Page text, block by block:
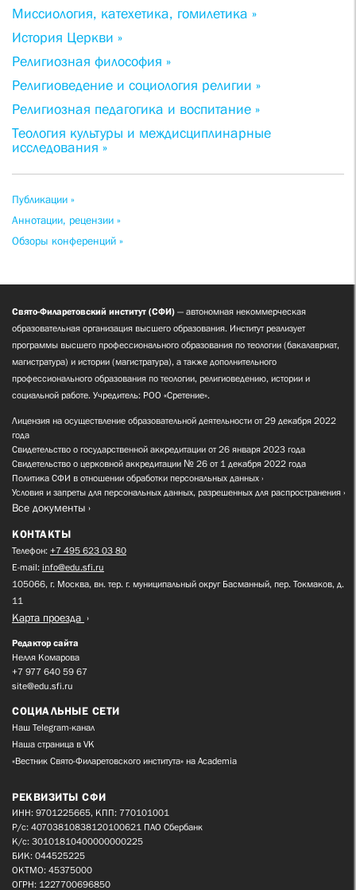
Миссиология, катехетика, гомилетика »
История Церкви »
Религиозная философия »
Религиоведение и социология религии »
Религиозная педагогика и воспитание »
Теология культуры и междисциплинарные
исследования »
Публикации »
Аннотации, рецензии »
Обзоры конференций »
Свято-Филаретовский институт (СФИ) — автономная некоммерческая
образовательная организация высшего образования. Институт реализует
программы высшего профессионального образования по теологии (бакалавриат,
магистратура) и истории (магистратура), а также дополнительного
профессионального образования по теологии, религиоведению, истории и
социальной работе. Учредитель: РОО «Сретение».
Лицензия на осуществление образовательной деятельности от 29 декабря 2022
года
Свидетельство о государственной аккредитации от 26 января 2023 года
Свидетельство о церковной аккредитации № 26 от 1 декабря 2022 года
Политика СФИ в отношении обработки персональных данных
Условия и запреты для персональных данных, разрешенных для распространения
Все документы
КОНТАКТЫ
Телефон: +7 495 623 03 80
E-mail: info@edu.sfi.ru
105066, г. Москва, вн. тер. г. муниципальный округ Басманный, пер. Токмаков, д.
11
Карта проезда
Редактор сайта
Нелля Комарова
+7 977 640 59 67
site@edu.sfi.ru
СОЦИАЛЬНЫЕ СЕТИ
Наш Telegram-канал
Наша страница в VK
«Вестник Свято-Филаретовского института» на Academia
РЕКВИЗИТЫ СФИ
ИНН: 9701225665, КПП: 770101001
Р/с: 40703810838120100621 ПАО Сбербанк
К/с: 30101810400000000225
БИК: 044525225
ОКТМО: 45375000
ОГРН: 1227700696850